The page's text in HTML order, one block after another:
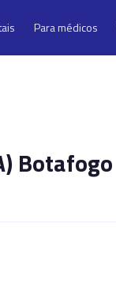
Para médicos
Botafogo